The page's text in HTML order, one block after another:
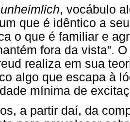
unheimlich, vocábulo
que é idêntico a
o que é familiar e
fora da vista”. O
realiza em sua
algo que escapa à
mínima de
a partir daí, da